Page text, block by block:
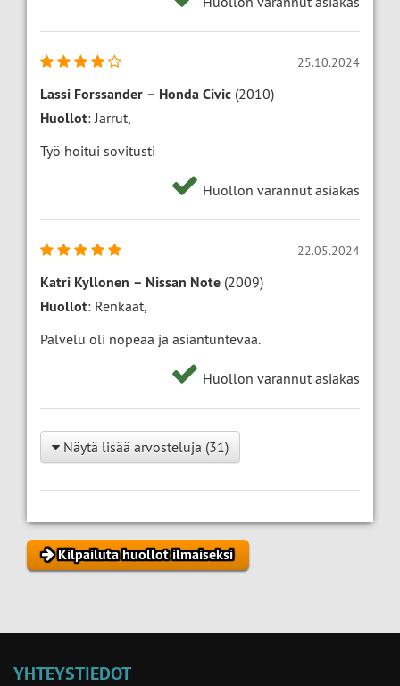
25.10.2024
Lassi Forssander – Honda Civic (2010)
Huollot: Jarrut,
Työ hoitui sovitusti
Huollon varannut asiakas
22.05.2024
Katri Kyllonen – Nissan Note (2009)
Huollot: Renkaat,
Palvelu oli nopeaa ja asiantuntevaa.
Huollon varannut asiakas
Näytä lisää arvosteluja (31)
Kilpailuta huollot ilmaiseksi
YHTEYSTIEDOT